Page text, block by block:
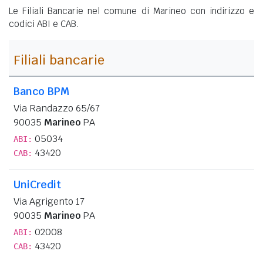
Le Filiali Bancarie nel comune di Marineo con indirizzo e
codici ABI e CAB.
Filiali bancarie
Banco BPM
Via Randazzo 65/67
90035 Marineo PA
ABI: 05034
CAB: 43420
UniCredit
Via Agrigento 17
90035 Marineo PA
ABI: 02008
CAB: 43420